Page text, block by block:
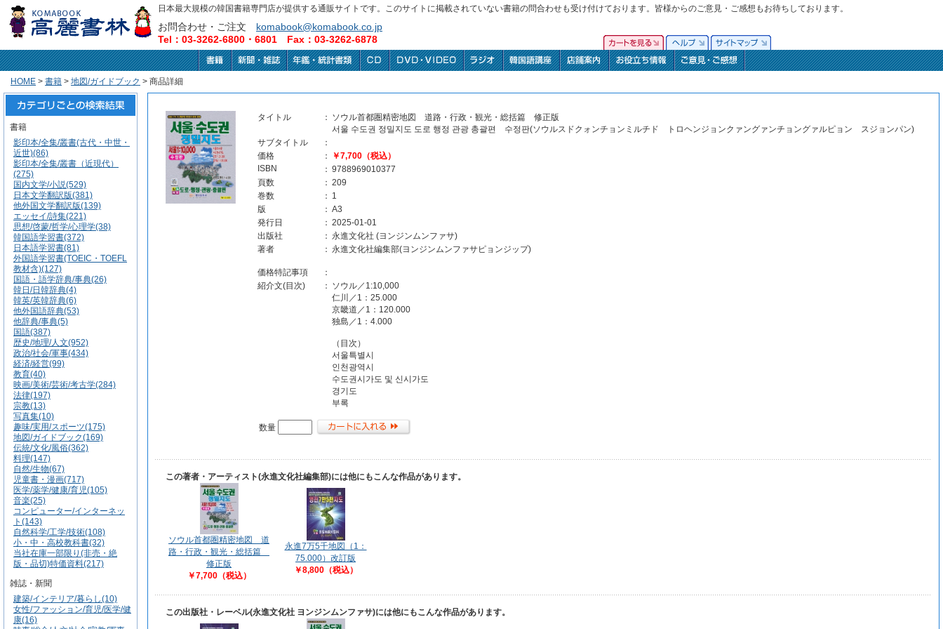
日本最大規模の韓国書籍専門店が提供する通販サイトです。このサイトに掲載されていない書籍の問合わせも受け付けております。皆様からのご意見・ご感想もお待ちしております。
お問合わせ・ご注文 komabook@komabook.co.jp
Tel：03-3262-6800・6801 Fax：03-3262-6878
HOME > 書籍 > 地図/ガイドブック > 商品詳細
書籍
影印本/全集/叢書(古代・中世・
近世)(86)
影印本/全集/叢書（近現代）
(275)
国内文学/小説(529)
日本文学翻訳版(381)
他外国文学翻訳版(139)
エッセイ/詩集(221)
思想/啓蒙/哲学/心理学(38)
韓国語学習書(372)
日本語学習書(81)
外国語学習書(TOEIC・TOEFL
教材含)(127)
国語・語学辞典/事典(26)
韓日/日韓辞典(4)
韓英/英韓辞典(6)
他外国語辞典(53)
他辞典/事典(5)
国語(387)
歴史/地理/人文(952)
政治/社会/軍事(434)
経済/経営(99)
教育(40)
映画/美術/芸術/考古学(284)
法律(197)
宗教(13)
写真集(10)
趣味/実用/スポーツ(175)
地図/ガイドブック(169)
伝統/文化/風俗(362)
料理(147)
自然/生物(67)
児童書・漫画(717)
医学/薬学/健康/育児(105)
音楽(25)
コンピューター/インターネッ
ト(143)
自然科学/工学/技術(108)
小・中・高校教科書(32)
当社在庫一部限り(非売・絶
版・品切)特価資料(217)
雑誌・新聞
建築/インテリア/暮らし(10)
女性/ファッション/育児/医学/健
康(16)
タイトル ： ソウル首都圏精密地図 道路・行政・観光・総括篇 修正版
서울 수도권 정밀지도 도로 행정 관광 총괄편 수정판(ソウルスドクォンチョンミルチド トロヘンジョンクァングァンチョングァルピョン スジョンパン)
サブタイトル
：
価格
：
￥7,700（税込）
ISBN
： 9788969010377
頁数
： 209
巻数
： 1
版
： A3
発行日
： 2025-01-01
出版社
： 永進文化社 (ヨンジンムンファサ)
著者
： 永進文化社編集部(ヨンジンムンファサピョンジップ)
価格特記事項
：
紹介文(目次)
： ソウル／1:10,000
仁川／1：25.000
京畿道／1：120.000
独島／1：4.000
（目次）
서울특별시
인천광역시
수도권시가도 및 신시가도
경기도
부록
数量
この著者・アーティスト(永進文化社編集部)には他にもこんな作品があります。
ソウル首都圏精密地図 道
路・行政・観光・総括篇
修正版
￥7,700（税込）
永進7万5千地図（1：
75.000）改訂版
￥8,800（税込）
この出版社・レーベル(永進文化社 ヨンジンムンファサ)には他にもこんな作品があります。